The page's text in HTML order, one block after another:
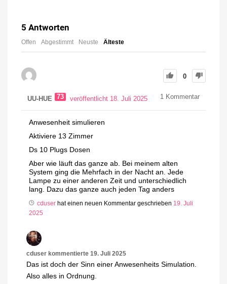
5 Antworten
Offen Abgestimmt Neuste Älteste
0
UU-HUE 73 veröffentlicht 18. Juli 2025 1 Kommentar
Anwesenheit simulieren
Aktiviere 13 Zimmer
Ds 10 Plugs Dosen
Aber wie läuft das ganze ab. Bei meinem alten
System ging die Mehrfach in der Nacht an. Jede
Lampe zu einer anderen Zeit und unterschiedlich
lang. Dazu das ganze auch jeden Tag anders
cduser hat einen neuen Kommentar geschrieben 19. Juli
2025
cduser kommentierte 19. Juli 2025
Das ist doch der Sinn einer Anwesenheits Simulation.
Also alles in Ordnung.